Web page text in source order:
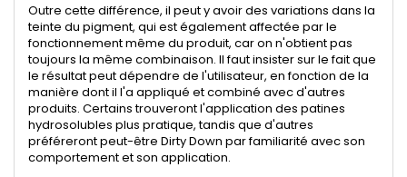
Outre cette différence, il peut y avoir des variations dans la
teinte du pigment, qui est également affectée par le
fonctionnement même du produit, car on n'obtient pas
toujours la même combinaison. Il faut insister sur le fait que
le résultat peut dépendre de l'utilisateur, en fonction de la
manière dont il l'a appliqué et combiné avec d'autres
produits. Certains trouveront l'application des patines
hydrosolubles plus pratique, tandis que d'autres
préféreront peut-être Dirty Down par familiarité avec son
comportement et son application.